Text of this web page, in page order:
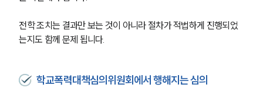
전학 조치는 결과만 보는 것이 아니라 절차가 적법하게 진행되었
는지도 함께 문제 됩니다.
학교폭력대책심의위원회에서 행해지는 심의